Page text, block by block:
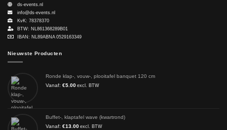
ds-events.nl
info@ds-events.nl
KvK: 78378370
BTW: NL861368289B01
IBAN: NL89ABNA 0529163349
Nieuwste Producten
Ronde klap-, vouw-, plooitafel banquet 120 cm
Vanaf: €5.00 excl. BTW
Buffet-, klaptafel wave (kwartrond)
Vanaf: €13.00 excl. BTW